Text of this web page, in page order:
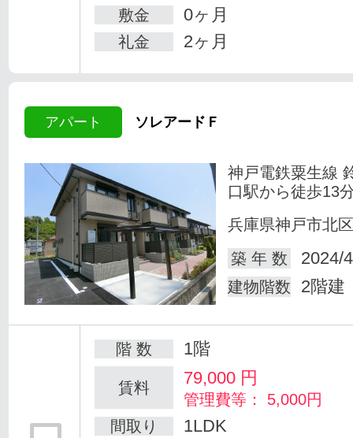
敷金 0ヶ月
礼金 2ヶ月
アパート ソレアードＦ
神戸電鉄粟生線
口駅から徒歩13
兵庫県神戸市北
築 年 数
2024/
建物階数 2階建
階 数 1階
賃料 79,000 円
管理費等： 5,000円
間取り
1LDK